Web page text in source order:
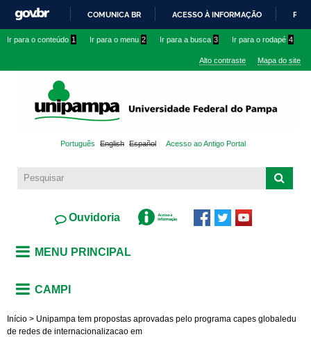
conteúdo
IR
O
COMUNICA BR ACESSO À INFORMAÇÃO
Ir para o conteúdo 1 Ir para o menu 2 Ir para a busca 3 Ir para o rodapé 4
Alto contraste Mapa do site
Português English Español Acesso ao Antigo Portal
Ouvidoria
MENU PRINCIPAL
CAMPI
Início > Unipampa tem propostas aprovadas pelo programa capes globaledu
de redes de internacionalizacao em